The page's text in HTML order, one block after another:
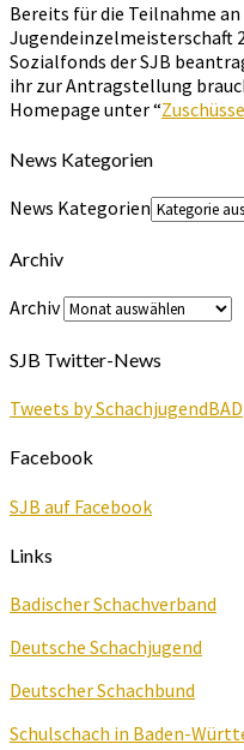
Bereits für die Teilnahme an
Jugendeinzelmeisterschaft
Sozialfonds der SJB
ihr zur Antragstellung
Homepage unter “Zuschüsse
News Kategorien
News Kategorien
Archiv
Archiv
SJB Twitter-News
Tweets by SchachjugendBAD
Facebook
SJB auf Facebook
Links
Badischer Schachverband
Deutsche Schachjugend
Deutscher Schachbund
Schulschach in Baden-